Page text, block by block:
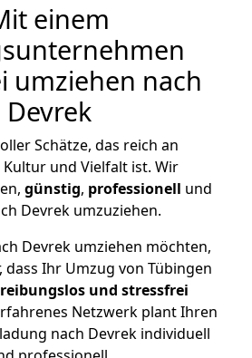
einem
umziehen nach
Devrek
Schätze, das reich an
Kultur und Vielfalt ist. Wir
günstig, professionell und
Devrek umzuziehen.
Devrek umziehen möchten,
Ihr Umzug von Tübingen
reibungslos und stressfrei
Netzwerk plant Ihren
nach Devrek individuell